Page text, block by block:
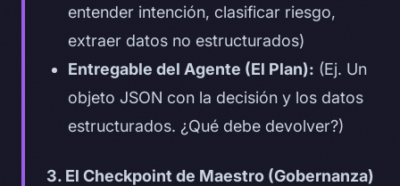
entender intención, clasificar riesgo,
extraer datos no estructurados)
Entregable del Agente (El Plan): (Ej. Un
objeto JSON con la decisión y los datos
estructurados. ¿Qué debe devolver?)
3. El Checkpoint de Maestro (Gobernanza)